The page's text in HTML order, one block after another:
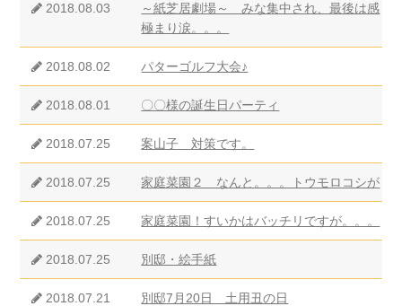
2018.08.03
～紙芝居劇場～ みな集中され、最後は感
極まり涙。。。
2018.08.02 パターゴルフ大会♪
2018.08.01 〇〇様の誕生日パーティ
2018.07.25 案山子 対策です。
2018.07.25 家庭菜園２ なんと。。。トウモロコシが
2018.07.25 家庭菜園！すいかはバッチリですが。。。
2018.07.25 別邸・絵手紙
2018.07.21 別邸7月20日 土用丑の日